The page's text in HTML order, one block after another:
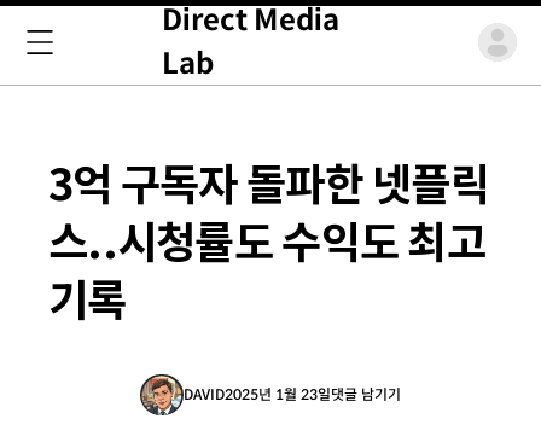
Direct Media
Lab
3억 구독자 돌파한 넷플릭
스..시청률도 수익도 최고
기록
DAVID2025년 1월 23일댓글 남기기